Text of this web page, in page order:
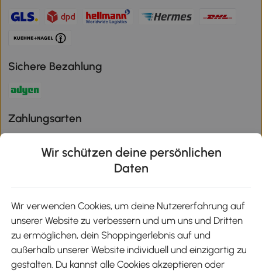
Sichere Bezahlung
Zahlungsarten
Aosom-App
Google Play
Wir schützen deine persönlichen
Daten
Wir verwenden Cookies, um deine Nutzererfahrung auf
unserer Website zu verbessern und um uns und Dritten
zu ermöglichen, dein Shoppingerlebnis auf und
außerhalb unserer Website individuell und einzigartig zu
gestalten. Du kannst alle Cookies akzeptieren oder